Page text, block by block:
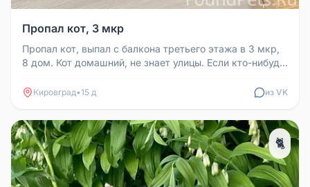
Пропал кот, 3 мкр
Пропал кот, выпал с балкона третьего этажа в 3 мкр,
8 дом. Кот домашний, не знает улицы. Если кто-нибудь
Кировград•15 д из VK
🐈